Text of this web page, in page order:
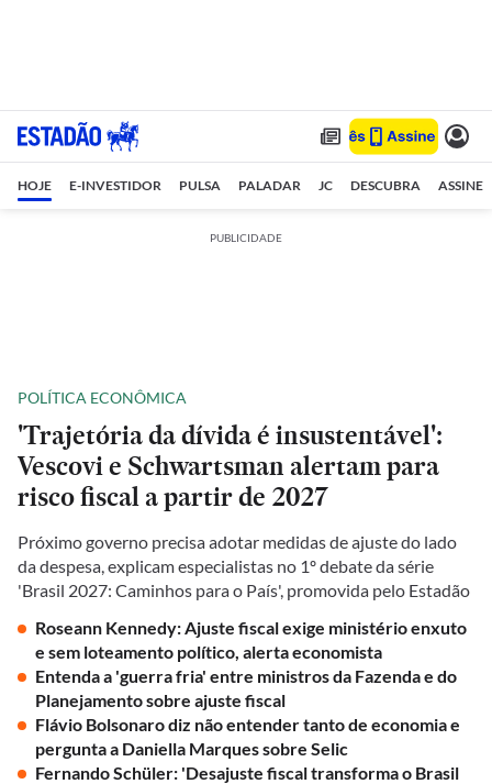
HOJE E-INVESTIDOR PULSA PALADAR JC DESCUBRA ASSINE
PUBLICIDADE
POLÍTICA ECONÔMICA
'Trajetória da dívida é insustentável':
Vescovi e Schwartsman alertam para
risco fiscal a partir de 2027
Próximo governo precisa adotar medidas de ajuste do lado
da despesa, explicam especialistas no 1º debate da série
'Brasil 2027: Caminhos para o País', promovida pelo Estadão
Roseann Kennedy: Ajuste fiscal exige ministério enxuto
e sem loteamento político, alerta economista
Entenda a 'guerra fria' entre ministros da Fazenda e do
Planejamento sobre ajuste fiscal
Flávio Bolsonaro diz não entender tanto de economia e
pergunta a Daniella Marques sobre Selic
Fernando Schüler: 'Desajuste fiscal transforma o Brasil